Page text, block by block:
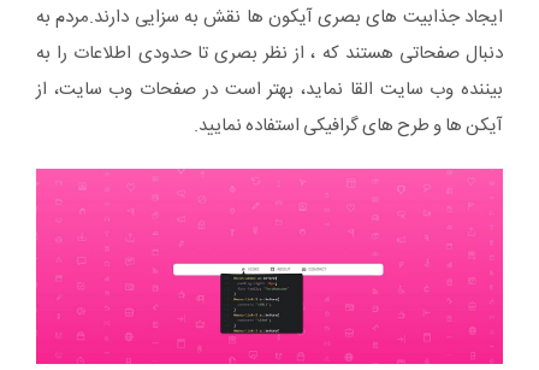
ایجاد جذابیت های بصری آیکون ها نقش به سزایی دارند.مردم به
دنبال صفحاتی هستند که ، از نظر بصری تا حدودی اطلاعات را به
بیننده وب سایت القا نماید، بهتر است در صفحات وب سایت، از
آیکن ها و طرح های گرافیکی استفاده نمایید.